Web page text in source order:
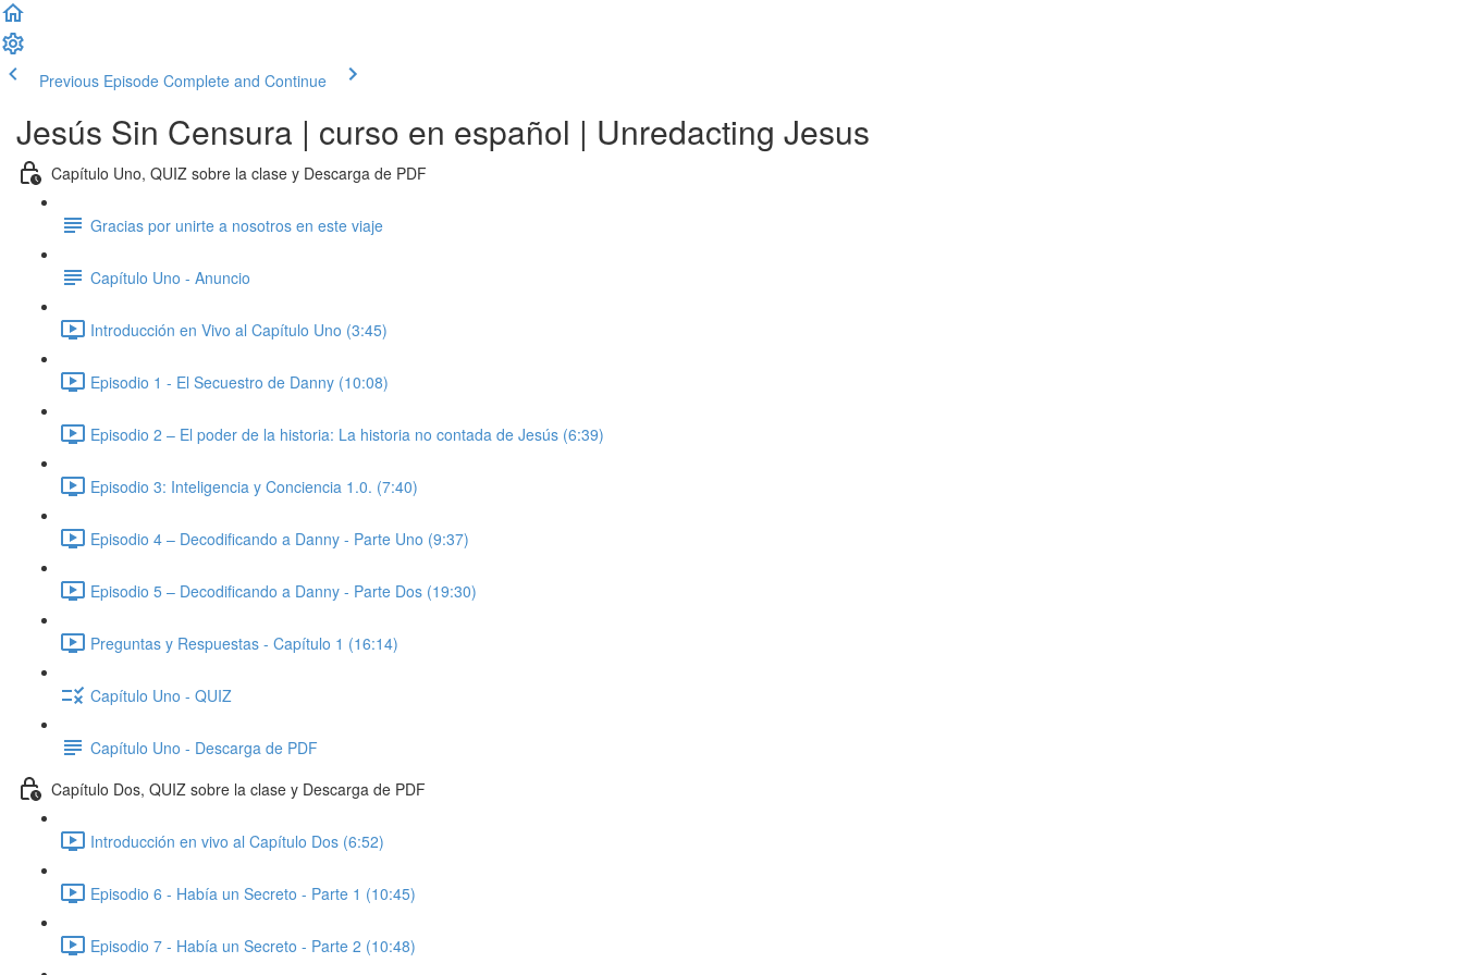
Previous Episode Complete and Continue
Jesús Sin Censura | curso en español | Unredacting Jesus
Capítulo Uno, QUIZ sobre la clase y Descarga de PDF
Gracias por unirte a nosotros en este viaje
Capítulo Uno - Anuncio
Introducción en Vivo al Capítulo Uno (3:45)
Episodio 1 - El Secuestro de Danny (10:08)
Episodio 2 – El poder de la historia: La historia no contada de Jesús (6:39)
Episodio 3: Inteligencia y Conciencia 1.0. (7:40)
Episodio 4 – Decodificando a Danny - Parte Uno (9:37)
Episodio 5 – Decodificando a Danny - Parte Dos (19:30)
Preguntas y Respuestas - Capítulo 1 (16:14)
Capítulo Uno - QUIZ
Capítulo Uno - Descarga de PDF
Capítulo Dos, QUIZ sobre la clase y Descarga de PDF
Introducción en vivo al Capítulo Dos (6:52)
Episodio 6 - Había un Secreto - Parte 1 (10:45)
Episodio 7 - Había un Secreto - Parte 2 (10:48)